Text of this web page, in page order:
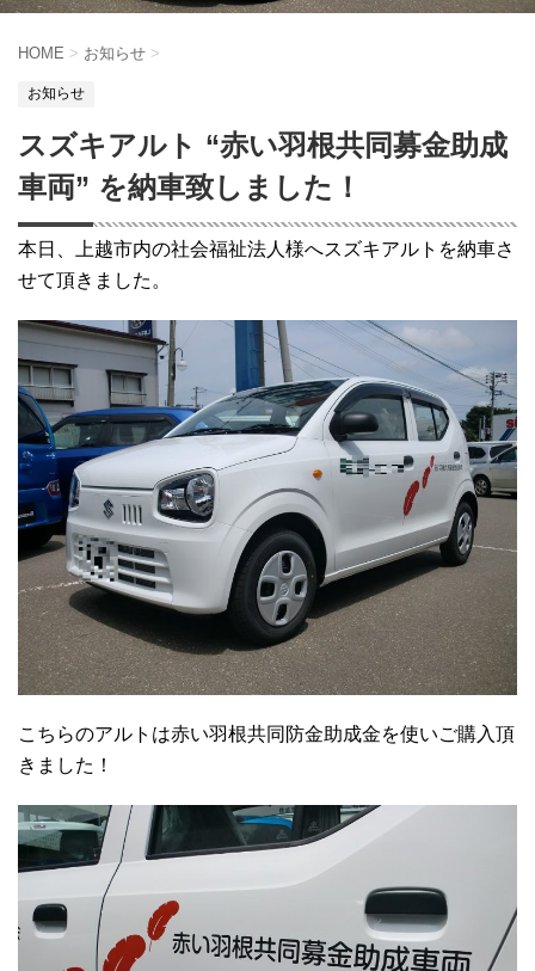
HOME > お知らせ >
お知らせ
スズキアルト “赤い羽根共同募金助成
車両” を納車致しました！
本日、上越市内の社会福祉法人様へスズキアルトを納車さ
せて頂きました。
こちらのアルトは赤い羽根共同防金助成金を使いご購入頂
きました！